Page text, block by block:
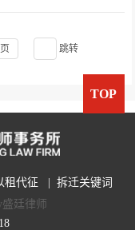
跳转
租代征
拆迁关键词
盛廷律师
TOP